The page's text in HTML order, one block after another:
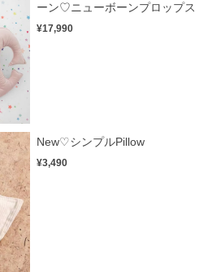
ーン♡ニューボーンプロップス
¥17,990
New♡シンプルPillow
¥3,490